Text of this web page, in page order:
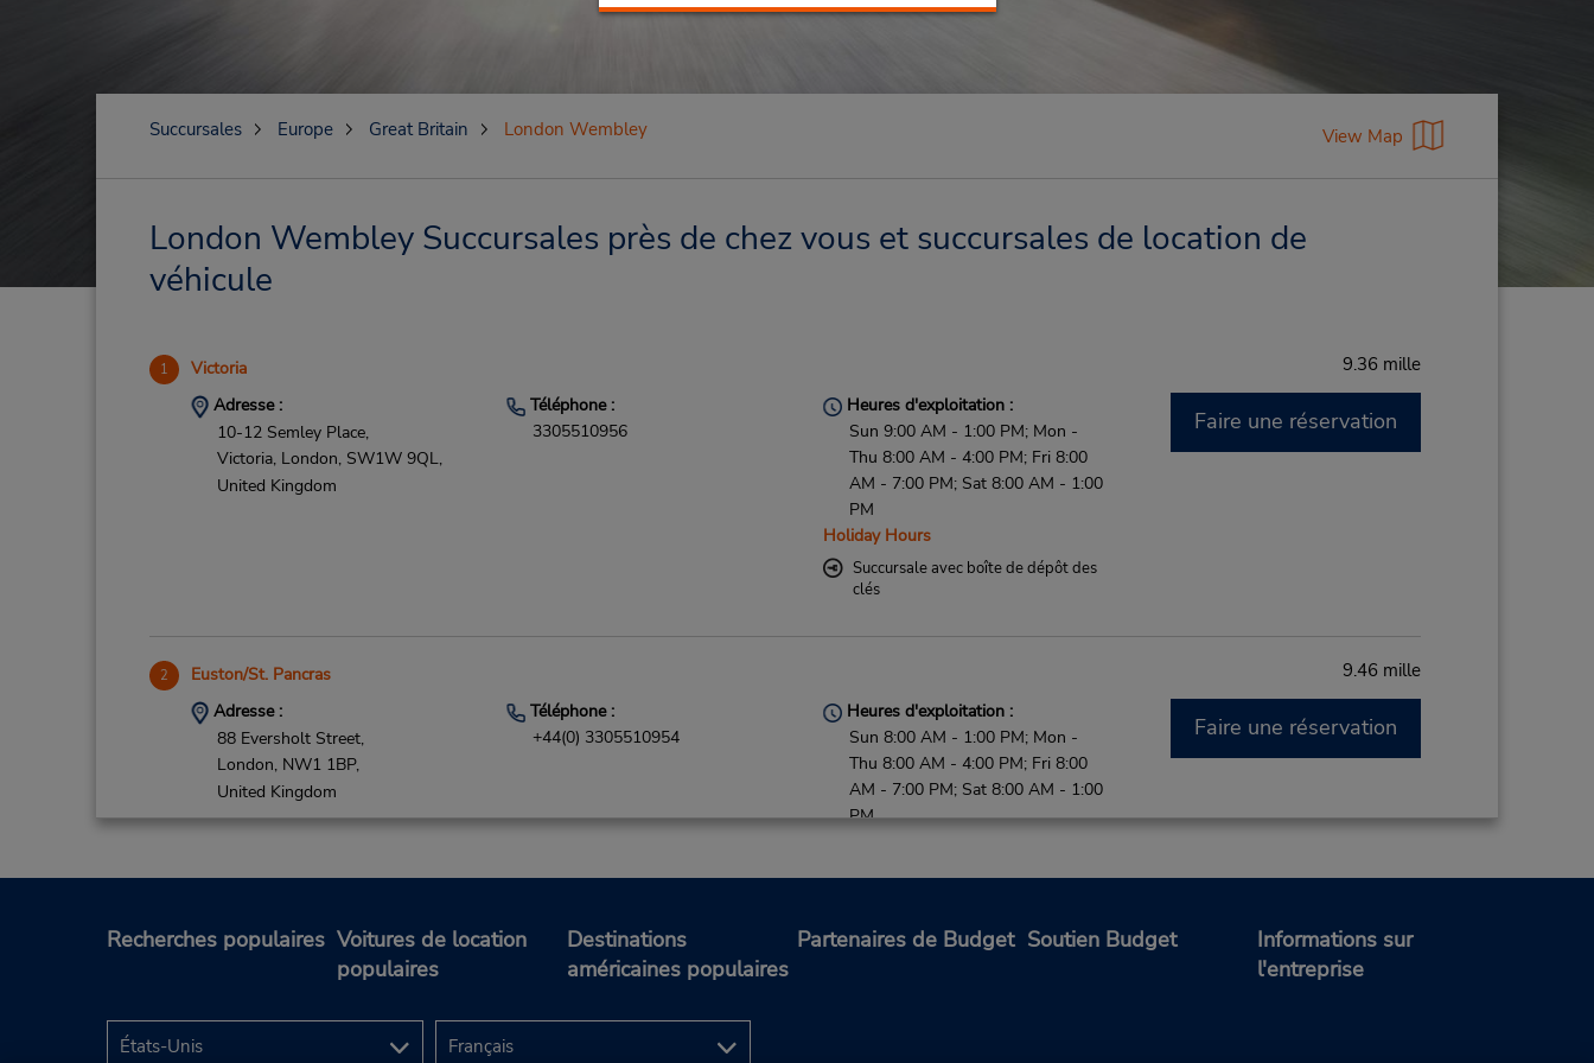
Succursales Europe Great Britain London Wembley View Map
London Wembley Succursales près de chez vous et succursales de location de
véhicule
1 Victoria 9.36 mille
Adresse :
10-12 Semley Place,
Victoria, London, SW1W 9QL,
United Kingdom
Téléphone :
3305510956
Heures d'exploitation :
Sun 9:00 AM - 1:00 PM; Mon -
Thu 8:00 AM - 4:00 PM; Fri 8:00
AM - 7:00 PM; Sat 8:00 AM - 1:00
PM
Holiday Hours
Succursale avec boîte de dépôt des
clés
Faire une réservation
2 Euston/St. Pancras 9.46 mille
Adresse :
88 Eversholt Street,
London, NW1 1BP,
United Kingdom
Téléphone :
+44(0) 3305510954
Heures d'exploitation :
Sun 8:00 AM - 1:00 PM; Mon -
Thu 8:00 AM - 4:00 PM; Fri 8:00
AM - 7:00 PM; Sat 8:00 AM - 1:00
PM
Faire une réservation
Recherches populaires Voitures de location
populaires
Destinations
américaines populaires
Partenaires de Budget Soutien Budget
Informations sur
l'entreprise